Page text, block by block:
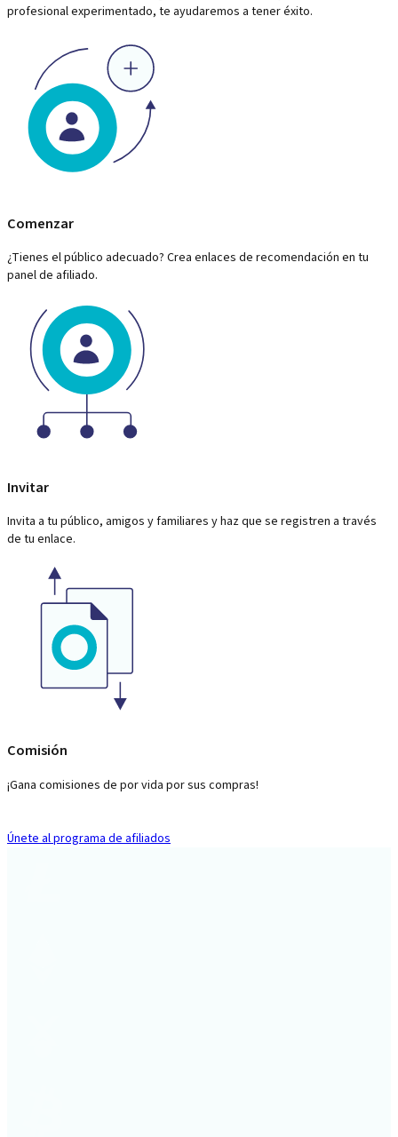
profesional experimentado, te ayudaremos a tener éxito.
Comenzar
¿Tienes el público adecuado? Crea enlaces de recomendación en tu
panel de afiliado.
Invitar
Invita a tu público, amigos y familiares y haz que se registren a través
de tu enlace.
Comisión
¡Gana comisiones de por vida por sus compras!
Únete al programa de afiliados